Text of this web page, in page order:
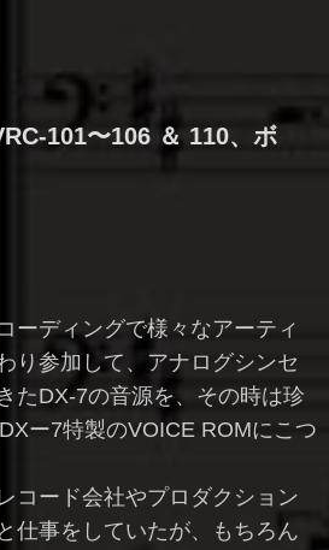
101〜106 ＆ 110、ボ
ーディングで様々なアーティ
り参加して、アナログシンセ
たDX-7の音源を、その時は珍
ー7特製のVOICE ROMにこつ
コード会社やプロダクション
仕事をしていたが、もちろん